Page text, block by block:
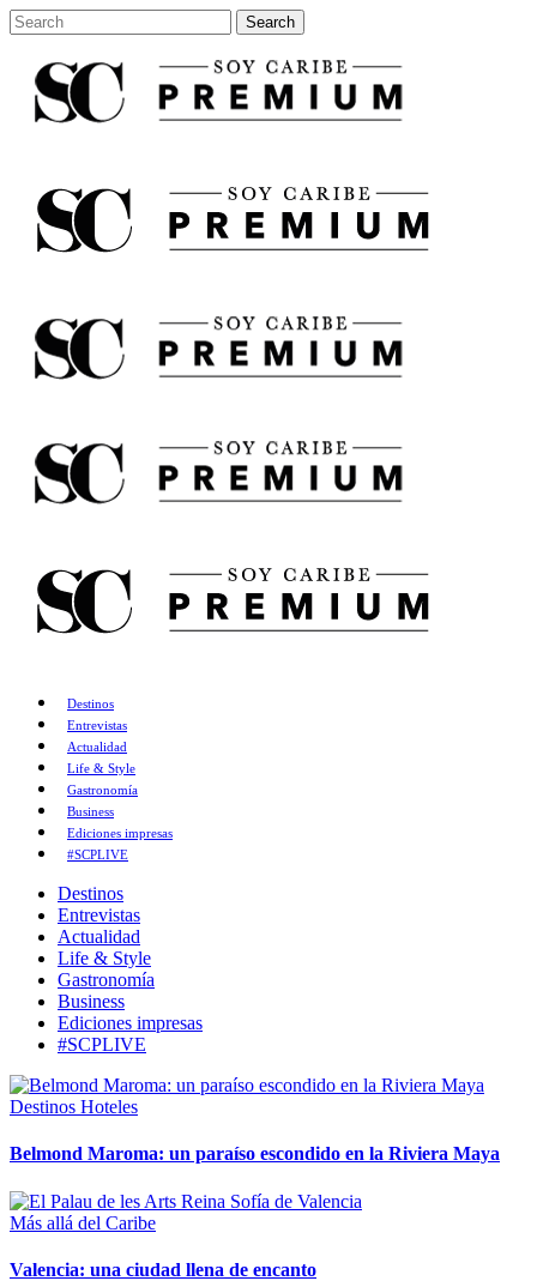
Destinos
Entrevistas
Actualidad
Life & Style
Gastronomía
Business
Ediciones impresas
#SCPLIVE
Destinos
Entrevistas
Actualidad
Life & Style
Gastronomía
Business
Ediciones impresas
#SCPLIVE
Destinos Hoteles
Belmond Maroma: un paraíso escondido en la Riviera Maya
Más allá del Caribe
Valencia: una ciudad llena de encanto